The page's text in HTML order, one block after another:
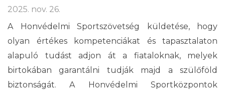
2025. nov. 26.
A Honvédelmi Sportszövetség küldetése, hogy
olyan értékes kompetenciákat és tapasztalaton
alapuló tudást adjon át a fiataloknak, melyek
birtokában garantálni tudják majd a szülőföld
biztonságát. A Honvédelmi Sportközpontok